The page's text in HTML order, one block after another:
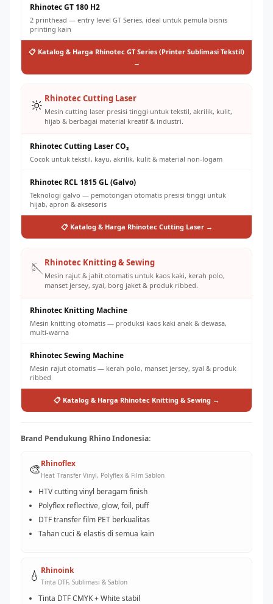
Rhinotec GT 180 H2
2 printhead — entry level GT Series, ideal untuk pemula bisnis
printing kain
📋 Katalog & Harga Rhinotec GT Series (Printer Sublimasi Tekstil)
→
🔆 Rhinotec Cutting Laser
Mesin cutting laser presisi tinggi untuk tekstil, akrilik, kulit,
hijab & berbagai material kreatif & industri.
Rhinotec Cutting Laser CO₂
Cocok untuk tekstil, kayu, akrilik, kulit & material non-logam
Rhinotec RCL 1815 GL (Galvo)
Teknologi galvo — pemotongan otomatis presisi tinggi untuk
hijab, apron & aksesoris
📋 Katalog & Harga Rhinotec Cutting Laser →
🪡Rhinotec Knitting & Sewing
Mesin rajut & jahit otomatis untuk kaos kaki, kerah polo,
manset jersey, syal, borg jaket & produk ribbed.
Rhinotec Knitting Machine
Mesin knitting otomatis — produksi kaos kaki anak & dewasa,
multi-warna
Rhinotec Sewing Machine
Mesin rajut otomatis — kerah polo, manset jersey, syal & produk
ribbed
📋 Katalog & Harga Rhinotec Knitting & Sewing →
Brand Pendukung Rhino Indonesia:
🎨Rhinoflex
Heat Transfer Vinyl, Polyflex & Film Sablon
HTV cutting vinyl beragam finish
Polyflex reflective, glow, foil, puff
DTF transfer film PET berkualitas
Tahan cuci & elastis di semua kain
💧 Rhinoink
Tinta DTF, Sublimasi & Sablon
Tinta DTF CMYK + White stabil